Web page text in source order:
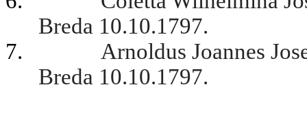
Breda 10.10.1797.
7.
Arnoldus Joannes
Breda 10.10.1797.